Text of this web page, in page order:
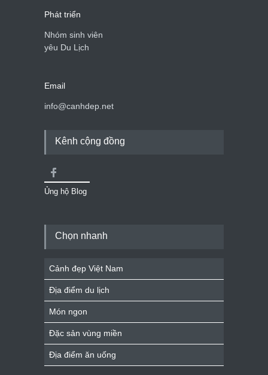
Phát triển
Nhóm sinh viên
yêu Du Lịch
Email
info@canhdep.net
Kênh cộng đồng
Ủng hộ Blog
Chọn nhanh
Cảnh đẹp Việt Nam
Địa điểm du lịch
Món ngon
Đặc sản vùng miền
Địa điểm ăn uống